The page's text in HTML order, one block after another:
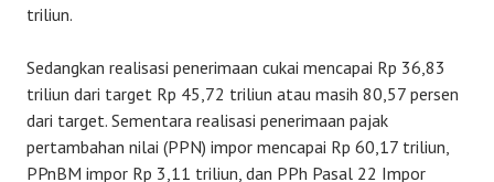
triliun.
Sedangkan realisasi penerimaan cukai mencapai Rp 36,83
triliun dari target Rp 45,72 triliun atau masih 80,57 persen
dari target. Sementara realisasi penerimaan pajak
pertambahan nilai (PPN) impor mencapai Rp 60,17 triliun,
PPnBM impor Rp 3,11 triliun, dan PPh Pasal 22 Impor